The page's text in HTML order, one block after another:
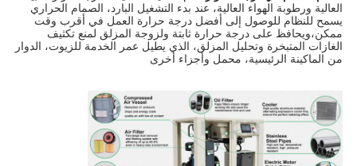
العالية ورطوبة الهواء العالية، عند بدء التشغيل البارد، الصمام الحراري
يسمح للنظام للوصول إلى أفضل درجة حرارة العمل في أقرب وقت
ممكن،ويحافظ على درجة حرارة ثابتة ولزوجة المزلق لمنع تكثيف
الغازات المتبخرة وتحليل المزلق، الذي يطيل عمر الخدمة للزيوت، الدوار
من الماكينة الرئيسية، محمل وأجزاء أخرى